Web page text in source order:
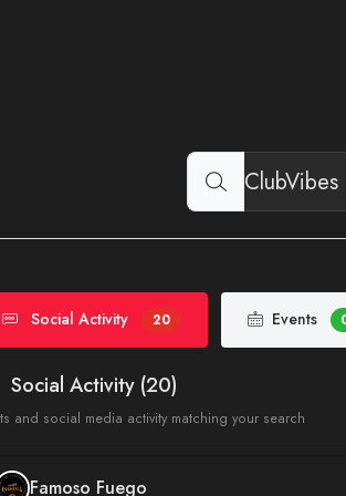
Social Activity 20 Events
Social Activity (20)
and social media activity matching your search
Famoso Fuego